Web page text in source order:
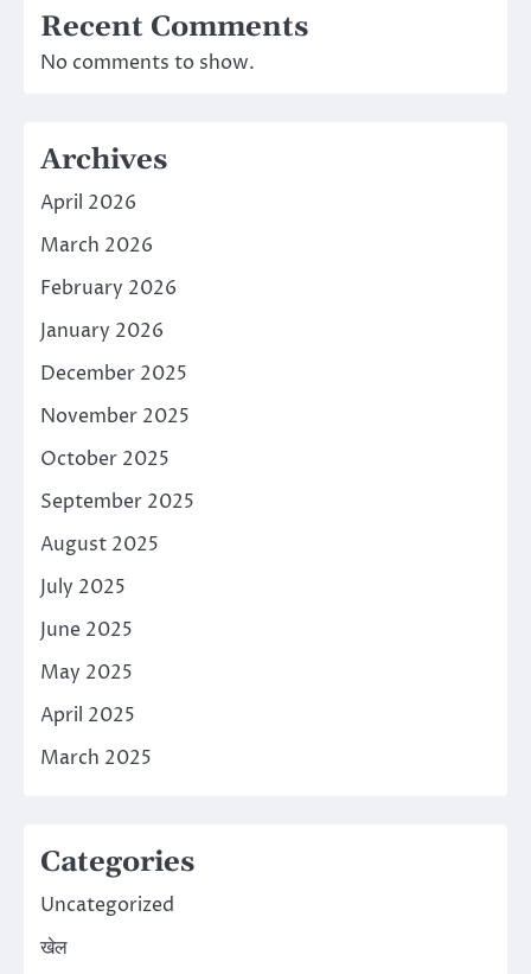
Recent Comments
No comments to show.
Archives
April 2026
March 2026
February 2026
January 2026
December 2025
November 2025
October 2025
September 2025
August 2025
July 2025
June 2025
May 2025
April 2025
March 2025
Categories
Uncategorized
खेल